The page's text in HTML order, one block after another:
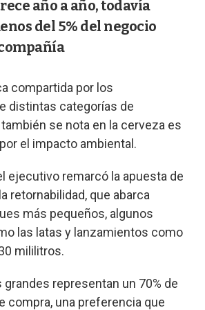
año a año, todavía
del 5% del negocio
compartida por los
distintas categorías de
se nota en la cerveza es
el impacto ambiental.
ejecutivo remarcó la apuesta de
retornabilidad, que abarca
más pequeños, algunos
las latas y lanzamientos como
mililitros.
grandes representan un 70% de
compra, una preferencia que